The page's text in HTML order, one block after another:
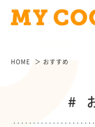
HOME おすすめ
#